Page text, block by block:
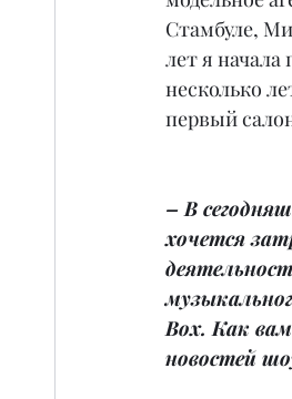
Стамбуле,
лет я
несколько
первый
– В
хочется
Box. Как
новостей